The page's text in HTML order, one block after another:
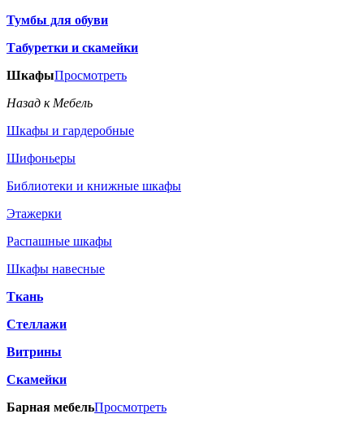
Тумбы для обуви
Табуретки и скамейки
ШкафыПросмотреть
Назад к Мебель
Шкафы и гардеробные
Шифоньеры
Библиотеки и книжные шкафы
Этажерки
Распашные шкафы
Шкафы навесные
Ткань
Стеллажи
Витрины
Скамейки
Барная мебельПросмотреть